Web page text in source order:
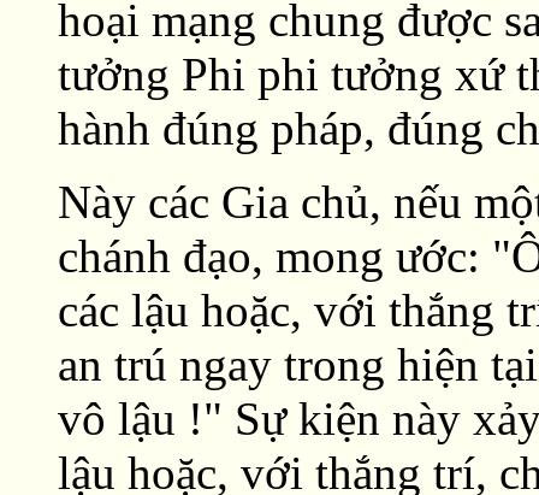
hoại mạng chung được
tưởng Phi phi tưởng xứ
hành đúng pháp, đúng
Này các Gia chủ, nếu
chánh đạo, mong ước:
các lậu hoặc, với thắng
an trú ngay trong hiện
vô lậu !" Sự kiện này
lậu hoặc, với thắng trí,